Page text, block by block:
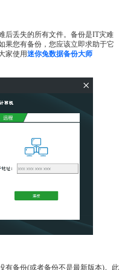
后丢失的所有文件。备份是IT灾难
果您有备份，您应该立即求助于它
家使用迷你兔数据备份大师
有备份(或者备份不是最新版本)。此